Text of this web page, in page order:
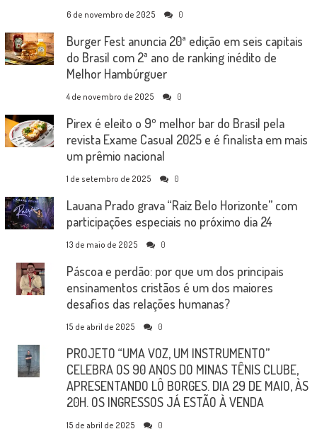
6 de novembro de 2025 0
Burger Fest anuncia 20ª edição em seis capitais
do Brasil com 2ª ano de ranking inédito de
Melhor Hambúrguer
4 de novembro de 2025 0
Pirex é eleito o 9º melhor bar do Brasil pela
revista Exame Casual 2025 e é finalista em mais
um prêmio nacional
1 de setembro de 2025 0
Lauana Prado grava “Raiz Belo Horizonte” com
participações especiais no próximo dia 24
13 de maio de 2025 0
Páscoa e perdão: por que um dos principais
ensinamentos cristãos é um dos maiores
desafios das relações humanas?
15 de abril de 2025 0
PROJETO “UMA VOZ, UM INSTRUMENTO”
CELEBRA OS 90 ANOS DO MINAS TÊNIS CLUBE,
APRESENTANDO LÔ BORGES. DIA 29 DE MAIO, ÀS
20H. OS INGRESSOS JÁ ESTÃO À VENDA
15 de abril de 2025 0